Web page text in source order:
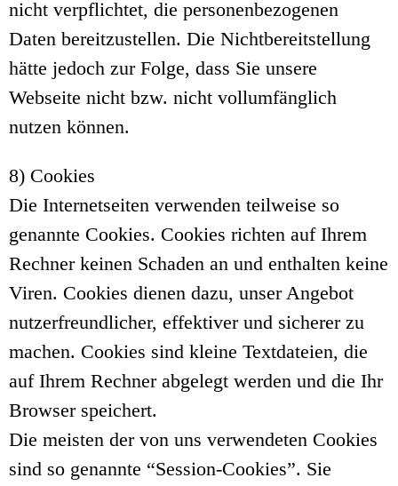
nicht verpflichtet, die personenbezogenen
Daten bereitzustellen. Die Nichtbereitstellung
hätte jedoch zur Folge, dass Sie unsere
Webseite nicht bzw. nicht vollumfänglich
nutzen können.
8) Cookies
Die Internetseiten verwenden teilweise so
genannte Cookies. Cookies richten auf Ihrem
Rechner keinen Schaden an und enthalten keine
Viren. Cookies dienen dazu, unser Angebot
nutzerfreundlicher, effektiver und sicherer zu
machen. Cookies sind kleine Textdateien, die
auf Ihrem Rechner abgelegt werden und die Ihr
Browser speichert.
Die meisten der von uns verwendeten Cookies
sind so genannte “Session-Cookies”. Sie